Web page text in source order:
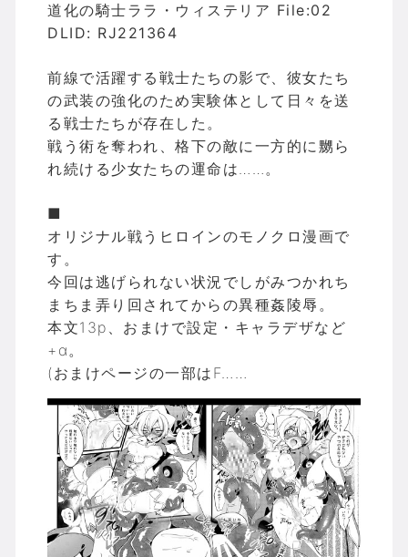
道化の騎士ララ・ウィステリア File:02
DLID: RJ221364
前線で活躍する戦士たちの影で、彼女たち
の武装の強化のため実験体として日々を送
る戦士たちが存在した。
戦う術を奪われ、格下の敵に一方的に嬲ら
れ続ける少女たちの運命は……。
■
オリジナル戦うヒロインのモノクロ漫画で
す。
今回は逃げられない状況でしがみつかれち
まちま弄り回されてからの異種姦陵辱。
本文13p、おまけで設定・キャラデザなど
+α。
(おまけページの一部はF……